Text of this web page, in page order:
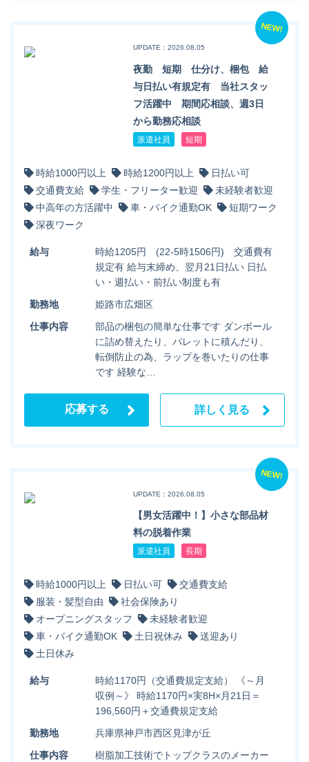
NEW!
UPDATE：2026.08.05
夜勤 短期 仕分け、梱包 給
与日払い有規定有 当社スタッ
フ活躍中 期間応相談、週3日
から勤務応相談
派遣社員 短期
時給1000円以上 時給1200円以上
日払い可
交通費支給
学生・フリーター歓迎
未経験者歓迎
中高年の方活躍中
車・バイク通勤OK
短期ワーク
深夜ワーク
給与
時給1205円 (22-5時1506円) 交通費有
規定有 給与末締め、翌月21日払い 日払
い・週払い・前払い制度も有
勤務地
姫路市広畑区
仕事内容
部品の梱包の簡単な仕事です ダンボール
に詰め替えたり、パレットに積んだり、
転倒防止の為、ラップを巻いたりの仕事
です 経験な…
応募する 詳しく見る
NEW!
UPDATE：2026.08.05
【男女活躍中！】小さな部品材
料の脱着作業
派遣社員 長期
時給1000円以上 日払い可
交通費支給
服装・髪型自由
社会保険あり
オープニングスタッフ
未経験者歓迎
車・バイク通勤OK
土日祝休み
送迎あり
土日休み
給与
時給1170円（交通費規定支給） 《～月
収例～》 時給1170円×実8H×月21日＝
196,560円＋交通費規定支給
勤務地
兵庫県神戸市西区見津が丘
仕事内容
樹脂加工技術でトップクラスのメーカー